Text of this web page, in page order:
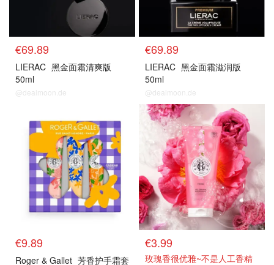
€69.89
LIERAC 黑金面霜清爽版
50ml
@dealmoon.de
€69.89
LIERAC 黑金面霜滋润版
50ml
@dealmoon.de
€9.89
Roger & Gallet 芳香护手霜套
€3.99
玫瑰香很优雅~不是人工香精